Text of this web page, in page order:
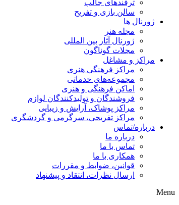
ترفندهای جالب
سالن بازی و تفریح
ژورنال ها
مجله هنر
ژورنال آثار بین المللی
مجلات گوناگون
مراکز و مشاغل
مراکز فرهنگی هنری
مجموعه‌های خدماتی
اماکن فرهنگی و هنری
فروشندگان و تولیدکنندگان لوازم
مراکز پوشاک، آرایش و زیبایی
مراکز تفریحی، سرگرمی و گردشگری
درباره/تماس
درباره ما
تماس با ما
همکاری با ما
قوانین، ضوابط و مقررات
ارسال نظرات، انتقاد و پیشنهاد
Menu